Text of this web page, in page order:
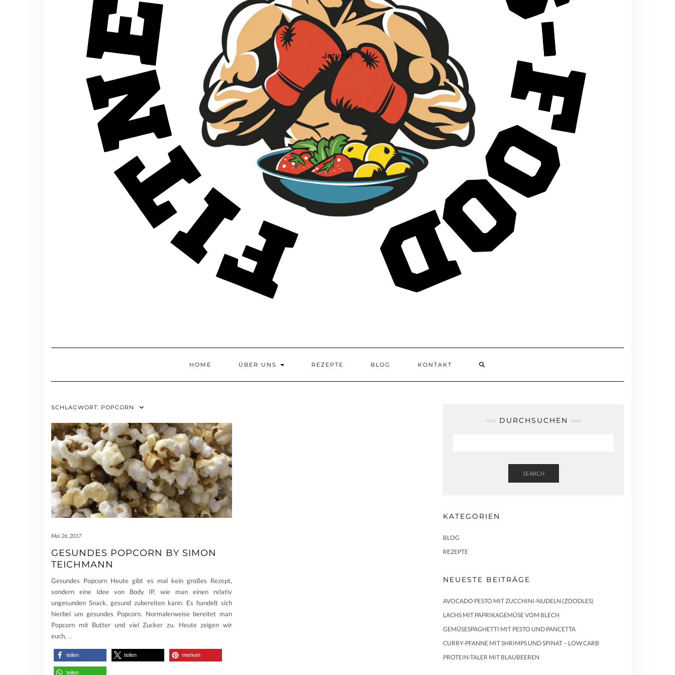
HOME ÜBER UNS REZEPTE BLOG KONTAKT
SCHLAGWORT: POPCORN
Mai 26, 2017
GESUNDES POPCORN BY SIMON
TEICHMANN
Gesundes Popcorn Heute gibt es mal kein großes Rezept,
sondern eine Idee von Body IP, wie man einen relativ
ungesunden Snack, gesund zubereiten kann. Es handelt sich
hierbei um gesundes Popcorn. Normalerweise bereitet man
Popcorn mit Butter und viel Zucker zu. Heute zeigen wir
euch,…
teilen teilen merken
teilen
DURCHSUCHEN
SEARCH
KATEGORIEN
BLOG
REZEPTE
NEUESTE BEITRÄGE
AVOCADO PESTO MIT ZUCCHINI-NUDELN (ZOODLES)
LACHS MIT PAPRIKAGEMÜSE VOM BLECH
GEMÜSESPAGHETTI MIT PESTO UND PANCETTA
CURRY-PFANNE MIT SHRIMPS UND SPINAT – LOW CARB
PROTEIN-TALER MIT BLAUBEEREN